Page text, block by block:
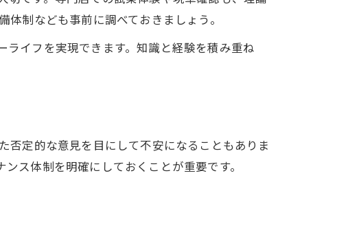
制なども事前に調べておきましょう。
イフを実現できます。知識と経験を積み重ね
否定的な意見を目にして不安になることもありま
ス体制を明確にしておくことが重要です。